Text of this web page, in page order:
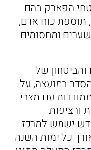
הפארק בהם
כוח אדם,
ומחסומים
של
במועצה, על
עם מצבי
ורציפות
ישמש למרכז
כל ימות השנה